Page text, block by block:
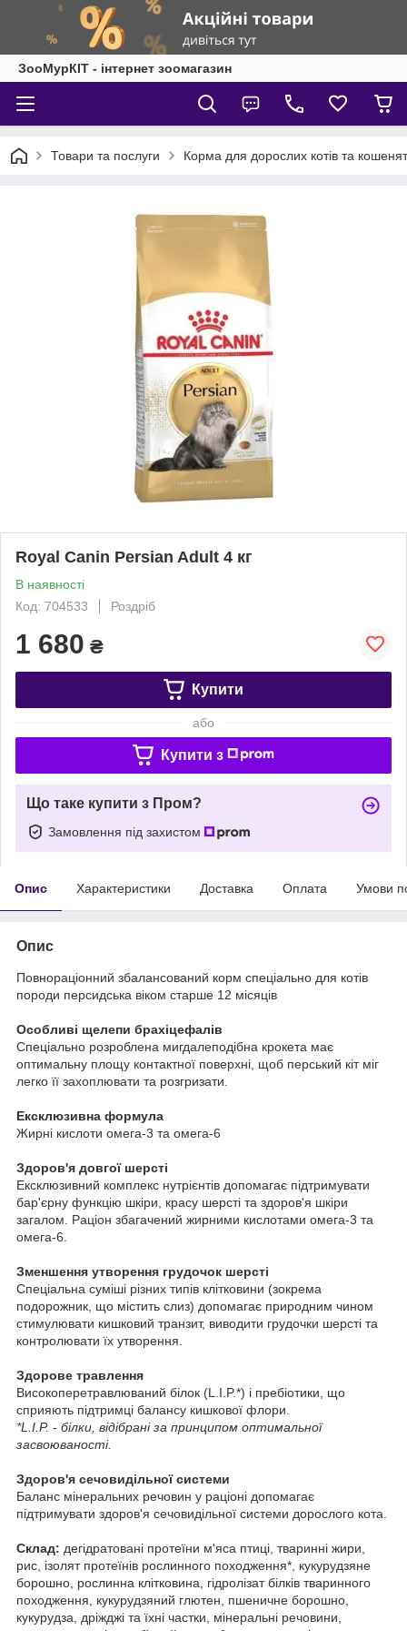
ЗооМурКІТ - інтернет зоомагазин
Товари та послуги Корма для дорослих котів та кошенят
Royal Canin Persian Adult 4 кг
В наявності
Код: 704533
Роздріб
1 680 ₴
Купити
або
Купити з
Що таке купити з Пром?
Замовлення під захистом
Опис Характеристики Доставка Оплата Умови
Опис
Повнораціонний збалансований корм спеціально для котів
породи персидська віком старше 12 місяців
Особливі щелепи брахіцефалів
Спеціально розроблена мигдалеподібна крокета має
оптимальну площу контактної поверхні, щоб перський кіт міг
легко її захоплювати та розгризати.
Ексклюзивна формула
Жирні кислоти омега-3 та омега-6
Здоров'я довгої шерсті
Ексклюзивний комплекс нутрієнтів допомагає підтримувати
бар'єрну функцію шкіри, красу шерсті та здоров'я шкіри
загалом. Раціон збагачений жирними кислотами омега-3 та
омега-6.
Зменшення утворення грудочок шерсті
Спеціальна суміші різних типів клітковини (зокрема
подорожник, що містить слиз) допомагає природним чином
стимулювати кишковий транзит, виводити грудочки шерсті та
контролювати їх утворення.
Здорове травлення
Високоперетравлюваний білок (L.I.P.*) і пребіотики, що
сприяють підтримці балансу кишкової флори.
*L.I.P. - білки, відібрані за принципом оптимальної
засвоюваності.
Здоров'я сечовидільної системи
Баланс мінеральних речовин у раціоні допомагає
підтримувати здоров'я сечовидільної системи дорослого кота.
Склад: дегідратовані протеїни м'яса птиці, тваринні жири,
рис, ізолят протеїнів рослинного походження*, кукурудзяне
борошно, рослинна клітковина, гідролізат білків тваринного
походження, кукурудзяний глютен, пшеничне борошно,
кукурудза, дріжджі та їхні частки, мінеральні речовини,